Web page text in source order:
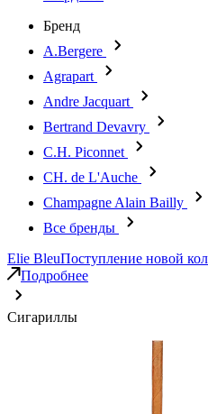
Бренд
A.Bergere
Agrapart
Andre Jacquart
Bertrand Devavry
C.H. Piconnet
CH. de L'Auche
Champagne Alain Bailly
Все бренды
Elie BleuПоступление новой
Подробнее
Сигариллы